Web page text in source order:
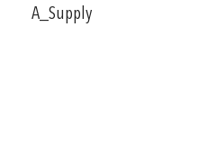
A_Supply